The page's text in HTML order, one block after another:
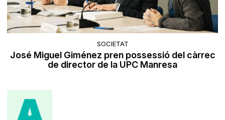
SOCIETAT
José Miguel Giménez pren possessió del càrrec
de director de la UPC Manresa